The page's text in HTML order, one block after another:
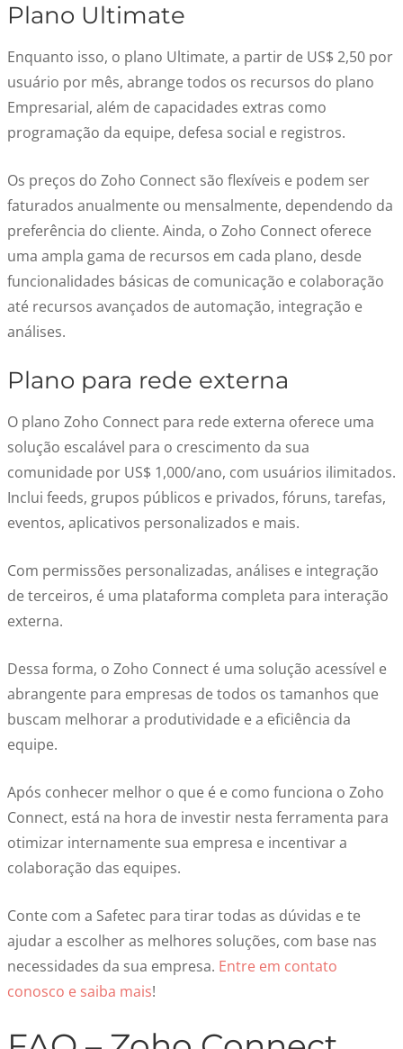
Plano Ultimate
Enquanto isso, o plano Ultimate, a partir de US$ 2,50 por
usuário por mês, abrange todos os recursos do plano
Empresarial, além de capacidades extras como
programação da equipe, defesa social e registros.
Os preços do Zoho Connect são flexíveis e podem ser
faturados anualmente ou mensalmente, dependendo da
preferência do cliente. Ainda, o Zoho Connect oferece
uma ampla gama de recursos em cada plano, desde
funcionalidades básicas de comunicação e colaboração
até recursos avançados de automação, integração e
análises.
Plano para rede externa
O plano Zoho Connect para rede externa oferece uma
solução escalável para o crescimento da sua
comunidade por US$ 1,000/ano, com usuários ilimitados.
Inclui feeds, grupos públicos e privados, fóruns, tarefas,
eventos, aplicativos personalizados e mais.
Com permissões personalizadas, análises e integração
de terceiros, é uma plataforma completa para interação
externa.
Dessa forma, o Zoho Connect é uma solução acessível e
abrangente para empresas de todos os tamanhos que
buscam melhorar a produtividade e a eficiência da
equipe.
Após conhecer melhor o que é e como funciona o Zoho
Connect, está na hora de investir nesta ferramenta para
otimizar internamente sua empresa e incentivar a
colaboração das equipes.
Conte com a Safetec para tirar todas as dúvidas e te
ajudar a escolher as melhores soluções, com base nas
necessidades da sua empresa. Entre em contato
conosco e saiba mais!